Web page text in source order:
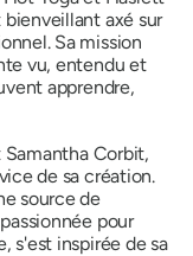
axé sur
Sa mission
vu, entendu et
apprendre,
Samantha Corbit,
de sa création.
source de
pour
s'est inspirée de sa